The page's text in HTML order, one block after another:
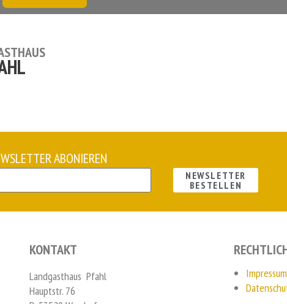
ABONIEREN
NEWSLETTER
BESTELLEN
KONTAKT
Landgasthaus Pfahl
Hauptstr. 76
Impressum